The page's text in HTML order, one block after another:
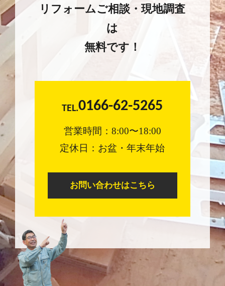
リフォームご相談・現地調査
は
無料です！
TEL.0166-62-5265
営業時間：8:00〜18:00
定休日：お盆・年末年始
お問い合わせはこちら